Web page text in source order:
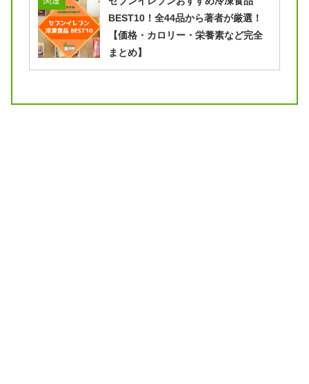
BEST10！全44品から著者が厳選！
【価格・カロリー・栄養素など完全
まとめ】